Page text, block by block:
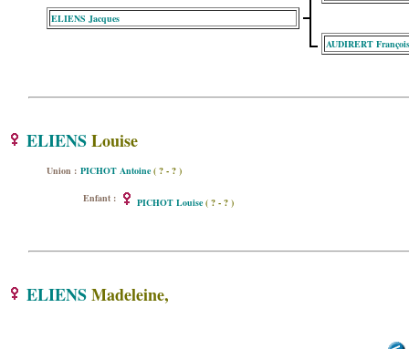
ELIENS Jacques
AUDIRERT
ELIENSLouise
Union : PICHOT Antoine ( ? - ? )
Enfant : PICHOT Louise ( ? - ? )
ELIENSMadeleine,